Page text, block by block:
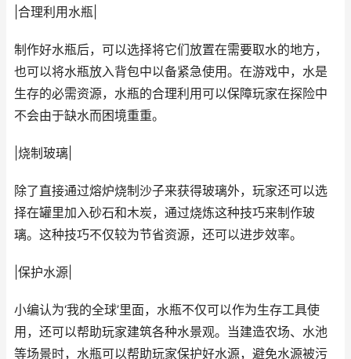
|合理利用水瓶|
制作好水瓶后，可以选择将它们放置在需要取水的地方，
也可以将水瓶放入背包中以备紧急使用。在游戏中，水是
生存的必需资源，水瓶的合理利用可以保障玩家在探险中
不会由于缺水而困境重重。
|烧制玻璃|
除了直接通过熔炉烧制沙子来获得玻璃外，玩家还可以选
择在罐里加入砂石和木炭，通过烧炼这种技巧来制作玻
璃。这种技巧不仅较为节省资源，还可以进步效率。
|保护水源|
小编认为‘我的全球’里面，水瓶不仅可以作为生存工具使
用，还可以帮助玩家建筑各种水景观。当建造农场、水池
等场景时，水瓶可以帮助玩家保护好水源，避免水源被污